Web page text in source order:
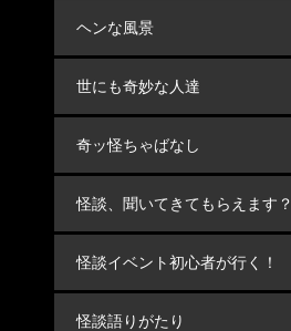
ヘンな風景
世にも奇妙な人達
奇ッ怪ちゃばなし
怪談、聞いてきてもらえます？
怪談イベント初心者が行く！
怪談語りがたり